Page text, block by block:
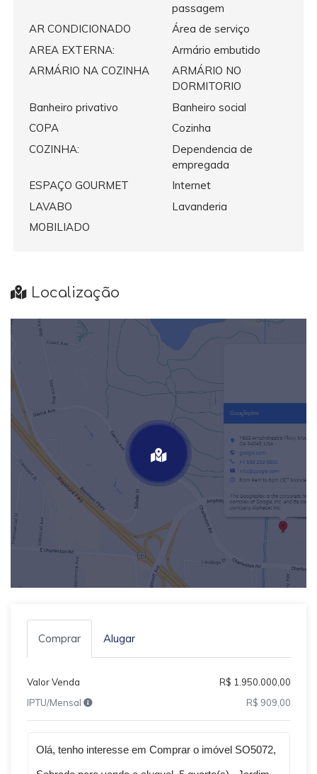
passagem
AR CONDICIONADO
Área de serviço
AREA EXTERNA:
Armário embutido
ARMÁRIO NA COZINHA
ARMÁRIO NO
DORMITORIO
Banheiro privativo
Banheiro social
COPA
Cozinha
COZINHA:
Dependencia de
empregada
ESPAÇO GOURMET
Internet
LAVABO
Lavanderia
MOBILIADO
Localização
Comprar Alugar
Valor Venda
R$ 1.950.000,00
IPTU/Mensal
R$ 909,00